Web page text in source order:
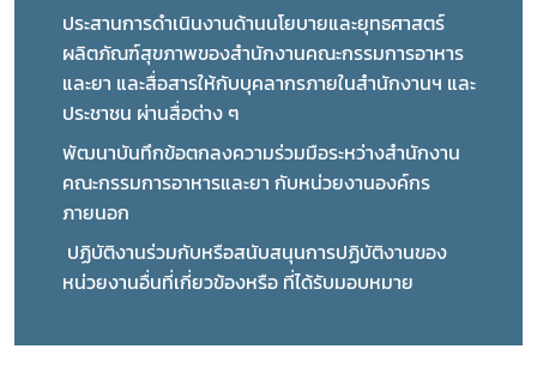
ประสานการดำเนินงานด้านนโยบายและยุทธศาสตร์
ผลิตภัณฑ์สุขภาพของสำนักงานคณะกรรมการอาหาร
และยา และสื่อสารให้กับบุคลากรภายในสำนักงานฯ และ
ประชาชน ผ่านสื่อต่าง ๆ
พัฒนาบันทึกข้อตกลงความร่วมมือระหว่างสำนักงาน
คณะกรรมการอาหารและยา กับหน่วยงานองค์กร
ภายนอก
หน่วยงานอื่นที่เกี่ยวข้องหรือ ที่ได้รับมอบหมาย